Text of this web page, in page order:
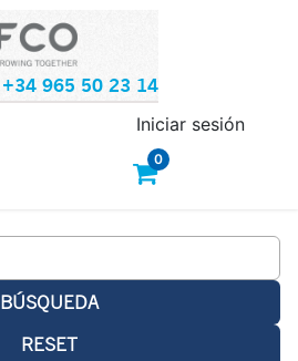
+34 965 50 23 14
0
Iniciar sesión
BÚSQUEDA
RESET